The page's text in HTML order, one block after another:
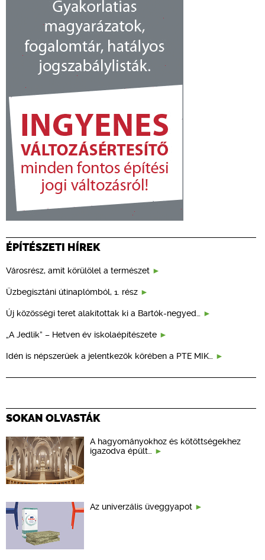
ÉPÍTÉSZETI HÍREK
Városrész, amit körülölel a természet
Üzbegisztáni útinaplómból, 1. rész
Új közösségi teret alakítottak ki a Bartók-negyed…
„A Jedlik” – Hetven év iskolaépítészete
Idén is népszerűek a jelentkezők körében a PTE MIK…
SOKAN OLVASTÁK
A hagyományokhoz és kötöttségekhez
igazodva épült…
Az univerzális üveggyapot